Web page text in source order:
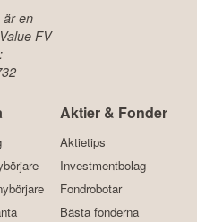
är en
FV
Aktier & Fonder
Aktietips
Investmentbolag
Fondrobotar
Bästa fonderna